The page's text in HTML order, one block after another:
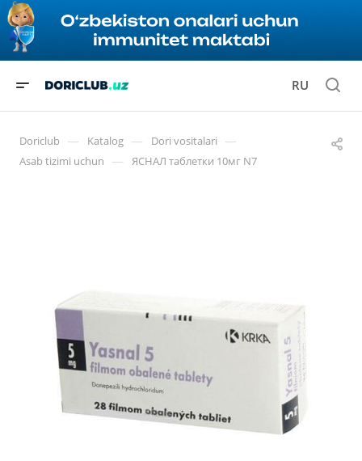
RU
Doriclub — Katalog — Dori vositalari —
Asab tizimi uchun — ЯСНАЛ таблетки 10мг N7